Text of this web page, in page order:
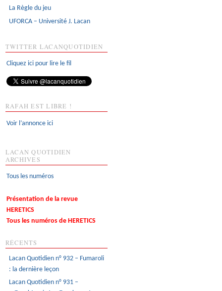
La Règle du jeu
UFORCA – Université J. Lacan
TWITTER LACANQUOTIDIEN
Cliquez ici pour lire le fil
RAFAH EST LIBRE !
Voir l’annonce ici
LACAN QUOTIDIEN
ARCHIVES
Tous les numéros
Présentation de la revue
HERETICS
Tous les numéros de HERETICS
RÉCENTS
Lacan Quotidien n° 932 – Fumaroli
: la dernière leçon
Lacan Quotidien n° 931 –